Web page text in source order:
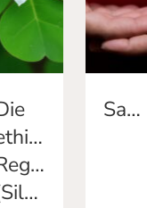
(Silas)
Samadhi